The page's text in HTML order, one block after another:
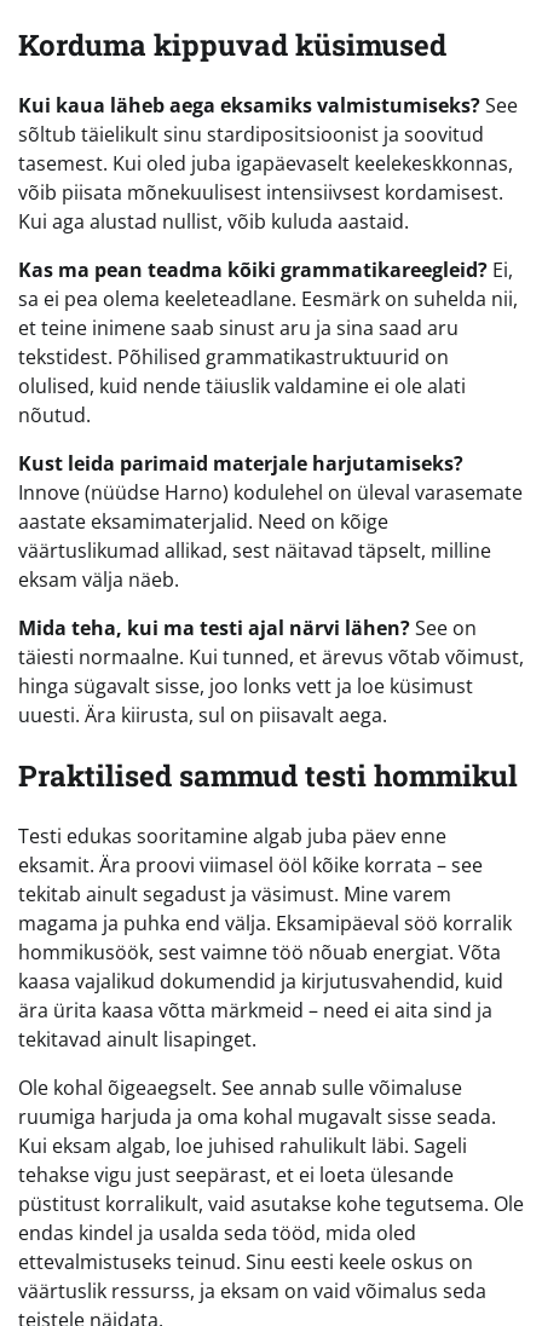
Korduma kippuvad küsimused
Kui kaua läheb aega eksamiks valmistumiseks?See
sõltub täielikult sinu stardipositsioonist ja soovitud
tasemest. Kui oled juba igapäevaselt keelekeskkonnas,
võib piisata mõnekuulisest intensiivsest kordamisest.
Kui aga alustad nullist, võib kuluda aastaid.
Kas ma pean teadma kõiki grammatikareegleid? Ei,
sa ei pea olema keeleteadlane. Eesmärk on suhelda nii,
et teine inimene saab sinust aru ja sina saad aru
tekstidest. Põhilised grammatikastruktuurid on
olulised, kuid nende täiuslik valdamine ei ole alati
nõutud.
Kust leida parimaid materjale harjutamiseks?
Innove (nüüdse Harno) kodulehel on üleval varasemate
aastate eksamimaterjalid. Need on kõige
väärtuslikumad allikad, sest näitavad täpselt, milline
eksam välja näeb.
Mida teha, kui ma testi ajal närvi lähen?See on
täiesti normaalne. Kui tunned, et ärevus võtab võimust,
hinga sügavalt sisse, joo lonks vett ja loe küsimust
uuesti. Ära kiirusta, sul on piisavalt aega.
Praktilised sammud testi hommikul
Testi edukas sooritamine algab juba päev enne
eksamit. Ära proovi viimasel ööl kõike korrata – see
tekitab ainult segadust ja väsimust. Mine varem
magama ja puhka end välja. Eksamipäeval söö korralik
hommikusöök, sest vaimne töö nõuab energiat. Võta
kaasa vajalikud dokumendid ja kirjutusvahendid, kuid
ära ürita kaasa võtta märkmeid – need ei aita sind ja
tekitavad ainult lisapinget.
Ole kohal õigeaegselt. See annab sulle võimaluse
ruumiga harjuda ja oma kohal mugavalt sisse seada.
Kui eksam algab, loe juhised rahulikult läbi. Sageli
tehakse vigu just seepärast, et ei loeta ülesande
püstitust korralikult, vaid asutakse kohe tegutsema. Ole
endas kindel ja usalda seda tööd, mida oled
ettevalmistuseks teinud. Sinu eesti keele oskus on
väärtuslik ressurss, ja eksam on vaid võimalus seda
teistele näidata.